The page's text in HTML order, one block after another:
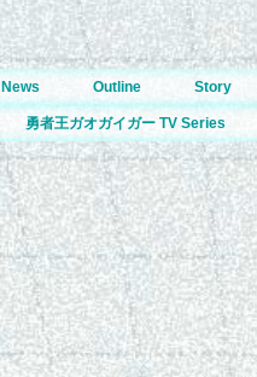
News Outline Story
勇者王ガオガイガー TV Series